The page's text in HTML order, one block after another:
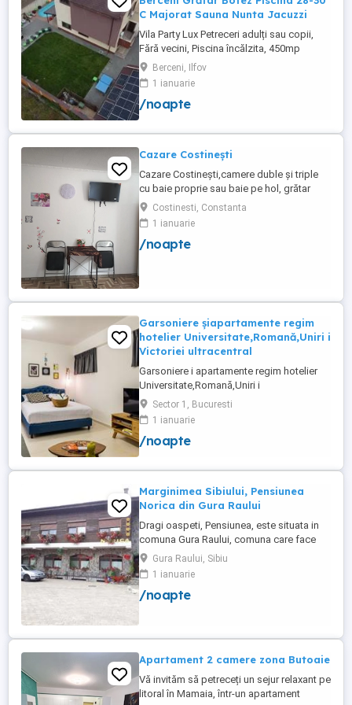
C Majorat Sauna Nunta Jacuzzi
Vila Party Lux Petreceri adulți sau copii,
Fără vecini, Piscina încălzita, 450mp
S+P+2E lângă București ( Berceni- Ilfov) ,
asfalt, Uber Bolt ,pentru cazare regim
hotelier, petreceri copii, pool party 30 ,
onomastici , nunti , botezuri, team building
party, ...
Berceni, Ilfov
1 ianuarie
/noapte
Cazare Costinești
Cazare Costinești,camere duble și triple
cu baie proprie sau baie pe hol, grătar
frigider curte,parcare proprie , prețuri
începând de la 150 lei pe noapte,telefon
Costinesti, Constanta
1 ianuarie
/noapte
Garsoniere șiapartamente regim
hotelier Universitate,Romană,Uniri i
Victoriei ultracentral
Garsoniere i apartamente regim hotelier
Universitate,Romană,Uniri i
Victoriei,renovate recent i utilate complet.
Preț: De la 120-200 lei pentru 3 ore Preț
garsoniere 120-200 lei pentru noapte Preț
apartamente 200-300 lei pentru noapte
Sector 1, Bucuresti
1 ianuarie
/noapte
Marginimea Sibiului, Pensiunea
Norica din Gura Raului
Dragi oaspeti, Pensiunea, este situata in
comuna Gura Raului, comuna care face
parte din salba celor mai vechi, frumoase
si instarite asezari ce alcatuiesc
Marginimea Sibiului, la 18 km de Sibiu in
directia Sebes (Cristian, Orlat, Gura
Gura Raului, Sibiu
1 ianuarie
/noapte
Apartament 2 camere zona Butoaie
Vă invităm să petreceți un sejur relaxant pe
litoral în Mamaia, într-un apartament